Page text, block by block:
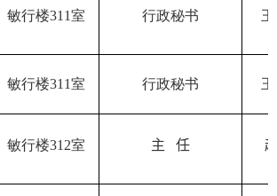
敏行楼311室 行政秘书
敏行楼311室 行政秘书
敏行楼312室 主 任